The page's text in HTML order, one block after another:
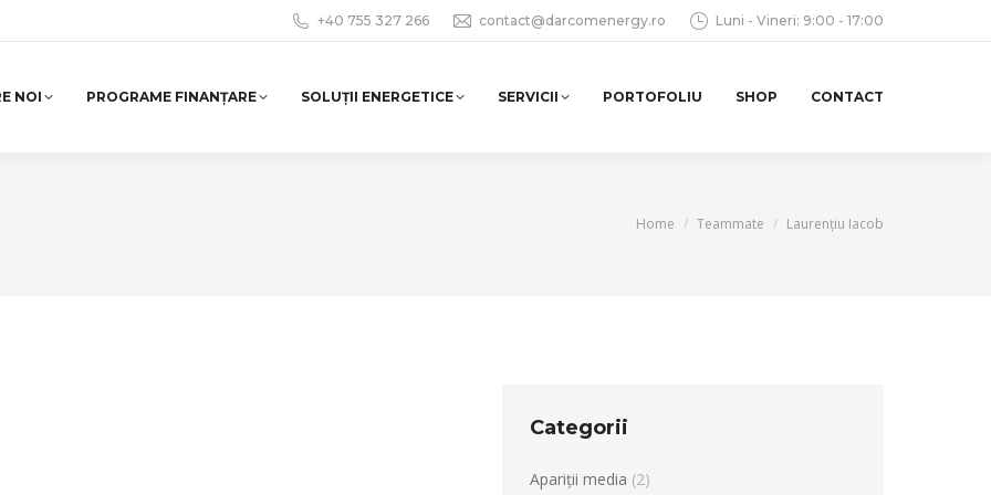
+40 755 327 266 contact@darcomenergy.ro Luni - Vineri: 9:00 - 17:00
NOI PROGRAME FINANȚARE SOLUȚII ENERGETICE SERVICII PORTOFOLIU SHOP CONTACT
You are here:
Home Teammate Laurențiu Iacob
Categorii
Apariții media (2)